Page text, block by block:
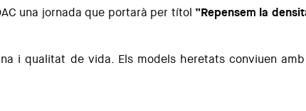
una jornada que portarà per títol “Repensem la
i qualitat de vida. Els models heretats conviuen